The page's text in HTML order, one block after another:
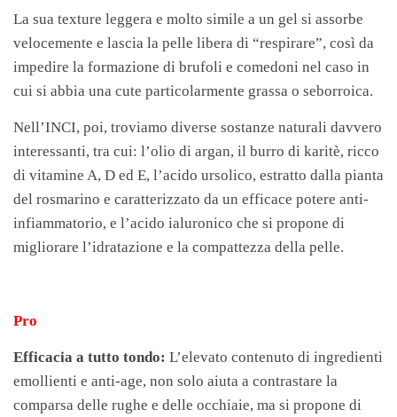
La sua texture leggera e molto simile a un gel si assorbe
velocemente e lascia la pelle libera di “respirare”, così da
impedire la formazione di brufoli e comedoni nel caso in
cui si abbia una cute particolarmente grassa o seborroica.
Nell’INCI, poi, troviamo diverse sostanze naturali davvero
interessanti, tra cui: l’olio di argan, il burro di karitè, ricco
di vitamine A, D ed E, l’acido ursolico, estratto dalla pianta
del rosmarino e caratterizzato da un efficace potere anti-
infiammatorio, e l’acido ialuronico che si propone di
migliorare l’idratazione e la compattezza della pelle.
Pro
Efficacia a tutto tondo: L’elevato contenuto di ingredienti
emollienti e anti-age, non solo aiuta a contrastare la
comparsa delle rughe e delle occhiaie, ma si propone di